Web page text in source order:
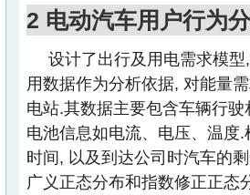
2 电动汽车用户行为
设计了出行及用电需求模
用数据作为分析依据, 对能量
电站.其数据主要包含车辆行
电池信息如电流、电压、温度
时间, 以及到达公司时汽车的
广义正态分布和指数修正正态